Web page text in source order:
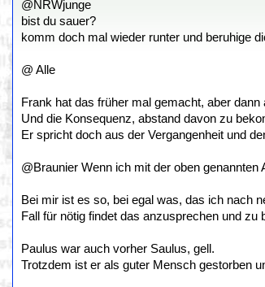
@NRWjunge
bist du sauer?
komm doch mal wieder runter und beruhige
@ Alle
Frank hat das früher mal gemacht, aber
Und die Konsequenz, abstand davon zu
Er spricht doch aus der Vergangenheit und
@Braunier Wenn ich mit der oben
Bei mir ist es so, bei egal was, das ich nach
Fall für nötig findet das anzusprechen und
Paulus war auch vorher Saulus, gell.
Trotzdem ist er als guter Mensch gestorben